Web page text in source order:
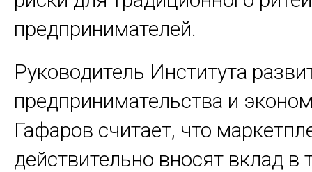
предпринимателей.
Руководитель Института
предпринимательства и
Гафаров считает, что
действительно вносят вклад